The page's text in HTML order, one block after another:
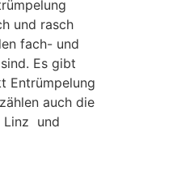
und rasch
fach- und
Es gibt
Entrümpelung
auch die
Linz und